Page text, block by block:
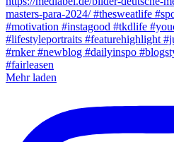
Mehr laden